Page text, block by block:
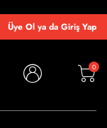
Üye Ol ya da Giriş Yap
0